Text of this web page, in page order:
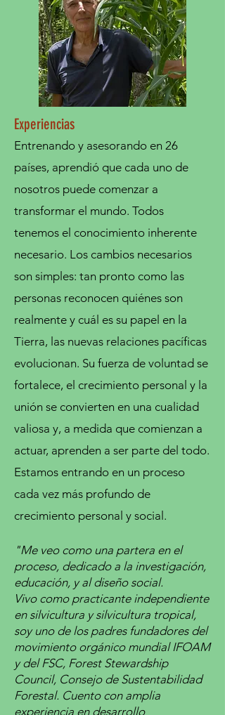
Experiencias
Entrenando y asesorando en 26
países, aprendió que cada uno de
nosotros puede comenzar a
transformar el mundo. Todos
tenemos el conocimiento inherente
necesario. Los cambios necesarios
son simples: tan pronto como las
personas reconocen quiénes son
realmente y cuál es su papel en la
Tierra, las nuevas relaciones pacíficas
evolucionan. Su fuerza de voluntad se
fortalece, el crecimiento personal y la
unión se convierten en una cualidad
valiosa y, a medida que comienzan a
actuar, aprenden a ser parte del todo.
Estamos entrando en un proceso
cada vez más profundo de
crecimiento personal y social.
"Me veo como una partera en el
proceso, dedicado a la investigación,
educación, y al diseño social.
Vivo como practicante independiente
en silvicultura y silvicultura tropical,
soy uno de los padres fundadores del
movimiento orgánico mundial IFOAM
y del FSC, Forest Stewardship
Council, Consejo de Sustentabilidad
Forestal. Cuento con amplia
experiencia en desarrollo